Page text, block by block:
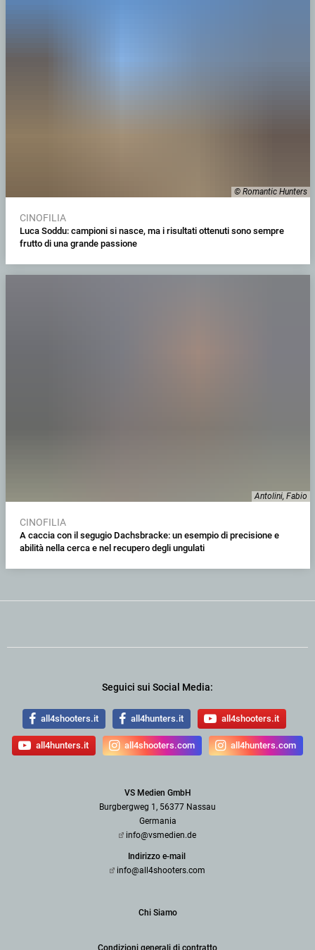
© Romantic Hunters
CINOFILIA
Luca Soddu: campioni si nasce, ma i risultati ottenuti sono sempre
frutto di una grande passione
Antolini, Fabio
CINOFILIA
A caccia con il segugio Dachsbracke: un esempio di precisione e
abilità nella cerca e nel recupero degli ungulati
Seguici sui Social Media:
all4shooters.it all4hunters.it all4shooters.it
all4hunters.it all4shooters.com all4hunters.com
VS Medien GmbH
Burgbergweg 1, 56377 Nassau
Germania
info@vsmedien.de
Indirizzo e-mail
info@all4shooters.com
Chi Siamo
Condizioni generali di contratto